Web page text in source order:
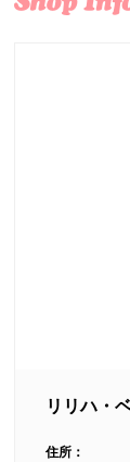
リリハ・
住所：